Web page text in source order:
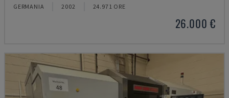
GERMANIA 2002 24.971 ORE
26.000 €